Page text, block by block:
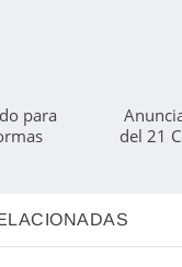
para
del 21